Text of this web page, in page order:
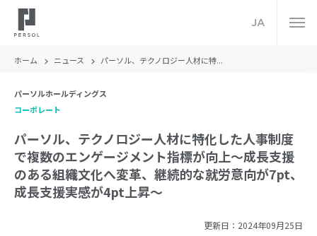
JA
ホーム ニュース パーソル、テクノロジー人材に特...
パーソルホールディングス
コーポレート
パーソル、テクノロジー人材に特化した人事制度
で複数のエンゲージメント指標が向上～成長支援
のある組織文化へ変革、継続的な就労意向が7pt、
成長支援実感が4pt上昇～
更新日： 2024年09月25日